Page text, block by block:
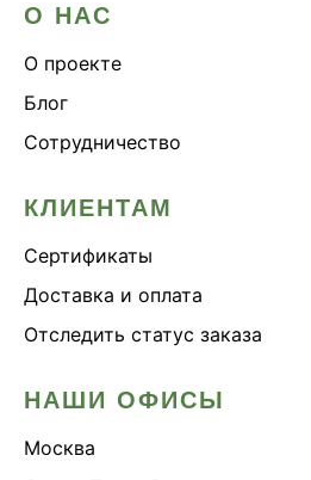
О НАС
О проекте
Блог
Сотрудничество
КЛИЕНТАМ
Сертификаты
Доставка и оплата
Отследить статус заказа
НАШИ ОФИСЫ
Москва